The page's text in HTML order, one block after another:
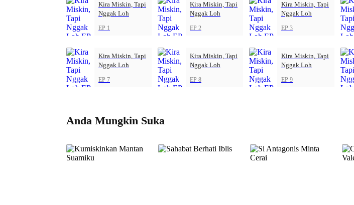
Kira Miskin, Tapi
Nggak Loh
EP 1
Kira Miskin, Tapi
Nggak Loh
EP 2
Kira Miskin, Tapi
Nggak Loh
EP 3
Kira Miskin, Tapi
Nggak Loh
EP 7
Kira Miskin, Tapi
Nggak Loh
EP 8
Kira Miskin, Tapi
Nggak Loh
EP 9
Anda Mungkin Suka